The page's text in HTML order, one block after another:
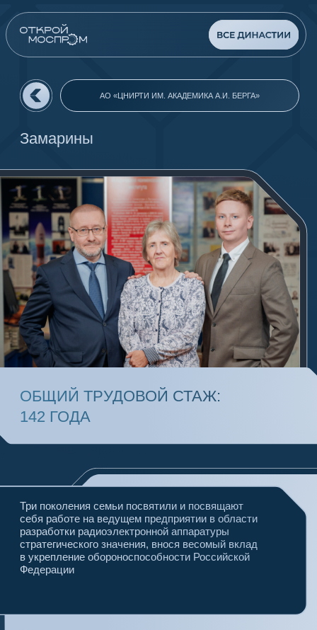
ОБЩИЙ ТРУДОВОЙ СТАЖ:
142 ГОДА
Замарины
Отечественной войны.
исполнилось 18, и юношей он ушел на фронт.
В должности артиллериста-разведчика прошел
всю войну. После боевого ранения лечился
в госпитале, но догнал свою войсковую часть
и победу встречал в Берлине.
После демобилизации устроился в ЦНИИ
(ЦНИРТИ) и, поскольку за плечами было всего 8
отдела, в котором начинал трудовой путь.
Три поколения семьи посвятили и посвящают
себя работе на ведущем предприятии в области
стратегического значения, внося весомый вклад
в укрепление обороноспособности Российской